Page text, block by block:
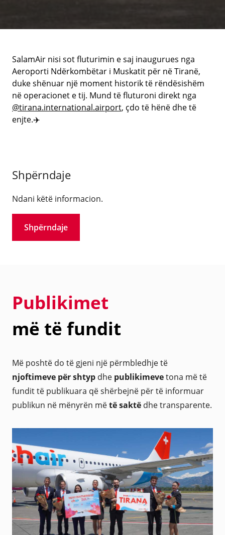
SalamAir nisi sot fluturimin e saj inaugurues nga
Aeroporti Ndërkombëtar i Muskatit për në Tiranë,
duke shënuar një moment historik të rëndësishëm
në operacionet e tij. Mund të fluturoni direkt nga
@tirana.international.airport, çdo të hënë dhe të
enjte.✈️
Shpërndaje
Ndani këtë informacion.
Shpërndaje
Publikimet
më të fundit
Më poshtë do të gjeni një përmbledhje të
njoftimeve për shtyp dhe publikimevetona më të
fundit të publikuara që shërbejnë për të informuar
publikun në mënyrën mëtë saktë dhe transparente.